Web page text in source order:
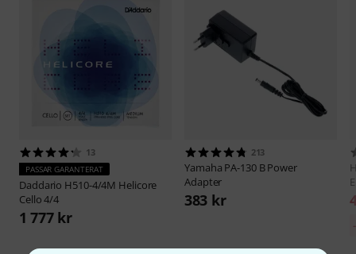
13
PASSAR GARANTERAT
Daddario H510-4/4M Helicore
Cello 4/4
1 777 kr
213
Yamaha PA-130 B Power
Adapter
383 kr